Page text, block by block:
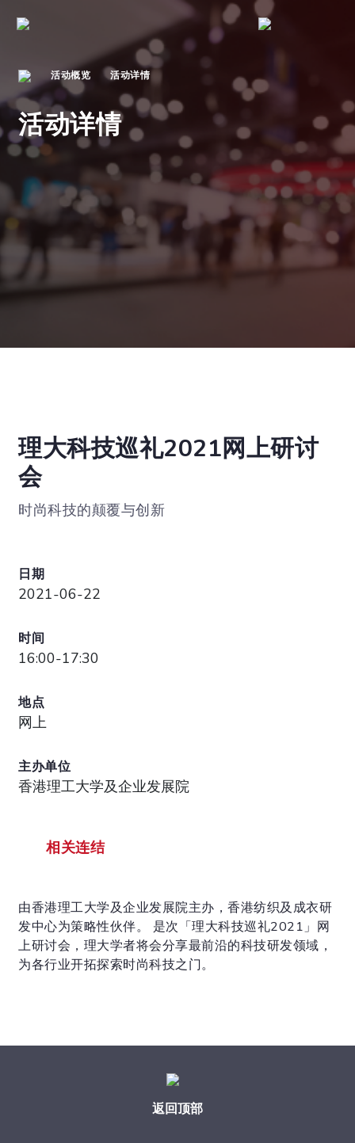
活动概览 活动详情
活动详情
理大科技巡礼2021网上研讨
会
时尚科技的颠覆与创新
日期
2021-06-22
时间
16:00-17:30
地点
网上
主办单位
香港理工大学及企业发展院
相关连结
由香港理工大学及企业发展院主办，香港纺织及成衣研
发中心为策略性伙伴。 是次「理大科技巡礼2021」网
上研讨会，理大学者将会分享最前沿的科技研发领域，
为各行业开拓探索时尚科技之门。
返回顶部